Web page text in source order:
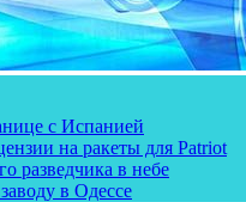
с Испанией
на ракеты для Patriot
разведчика в небе
в Одессе